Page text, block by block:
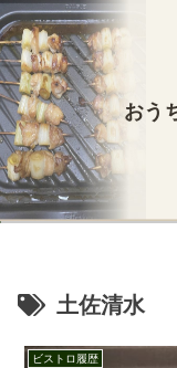
おう
土佐清水
ビストロ履歴